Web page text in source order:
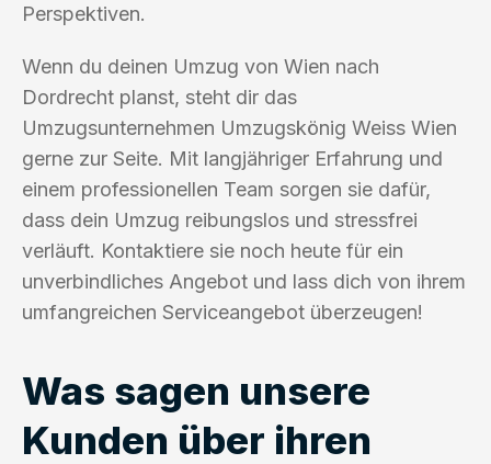
Perspektiven.
Wenn du deinen Umzug von Wien nach
Dordrecht planst, steht dir das
Umzugsunternehmen Umzugskönig Weiss Wien
gerne zur Seite. Mit langjähriger Erfahrung und
einem professionellen Team sorgen sie dafür,
dass dein Umzug reibungslos und stressfrei
verläuft. Kontaktiere sie noch heute für ein
unverbindliches Angebot und lass dich von ihrem
umfangreichen Serviceangebot überzeugen!
Was sagen unsere
Kunden über ihren